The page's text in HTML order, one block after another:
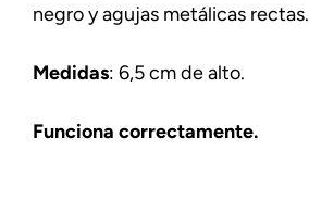
negro y agujas metálicas rectas.
Medidas: 6,5 cm de alto.
Funciona correctamente.